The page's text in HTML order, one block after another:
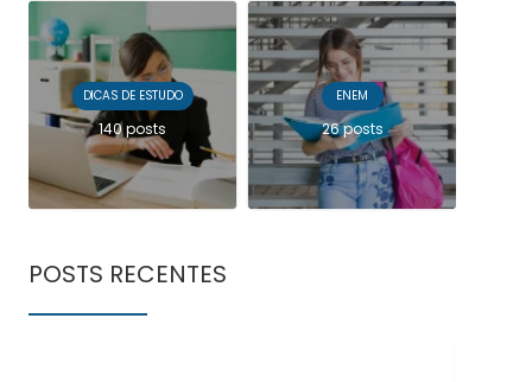
DICAS DE ESTUDO
140 posts
ENEM
26 posts
POSTS RECENTES